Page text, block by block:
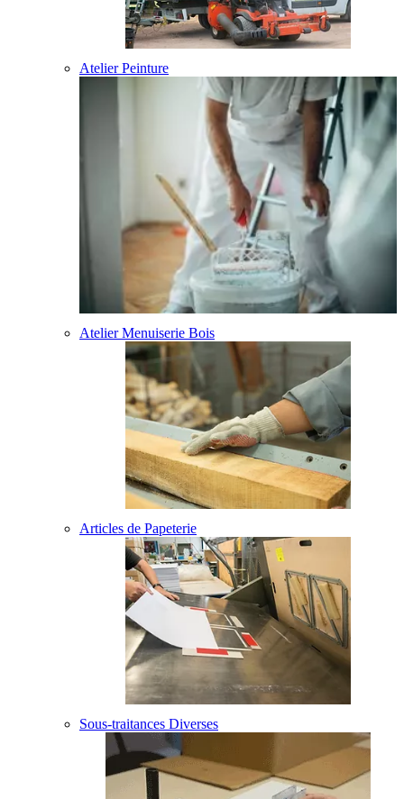
Atelier Peinture
Atelier Menuiserie Bois
Articles de Papeterie
Sous-traitances Diverses